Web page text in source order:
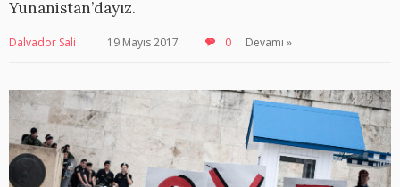
Yunanistan’dayız.
Dalvador Sali 19 Mayıs 2017 0 Devamı »